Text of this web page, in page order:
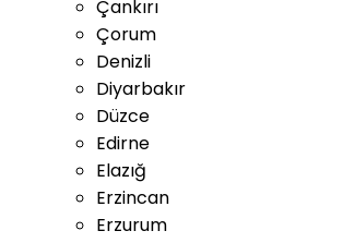
Çankırı
Çorum
Denizli
Diyarbakır
Düzce
Edirne
Elazığ
Erzincan
Erzurum